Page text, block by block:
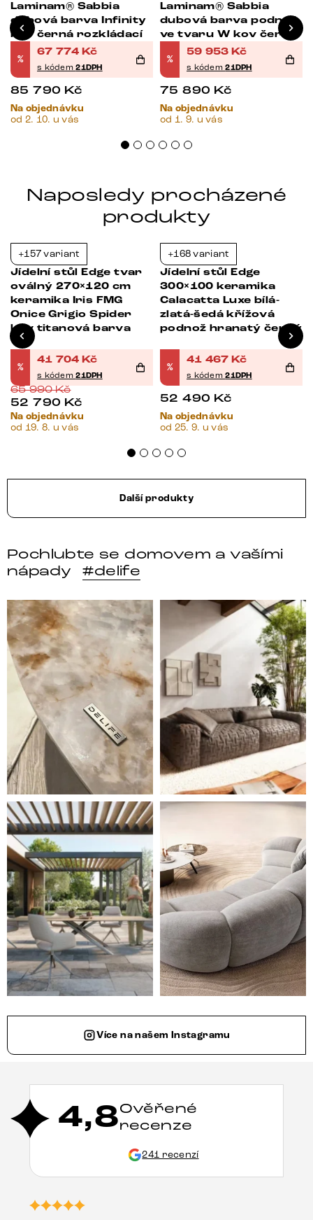
Laminam® Sabbia
dubová barva Infinity
kov černá rozkládací
%
67 774 Kč
s kódem21DPH
85 790 Kč
Na objednávku
od 2. 10. u vás
Laminam® Sabbia
dubová barva podnož
ve tvaru W kov černá
rozkládací
%
59 953 Kč
s kódem21DPH
75 890 Kč
Na objednávku
od 1. 9. u vás
Naposledy procházené
produkty
+157 variant
Jídelní stůl Edge tvar
oválný 270×120 cm
keramika Iris FMG
Onice Grigio Spider
kov titanová barva
%
41 704 Kč
s kódem21DPH
65 990Kč
52 790 Kč
Na objednávku
od 19. 8. u vás
+168 variant
Jídelní stůl Edge
300×100 keramika
Calacatta Luxe bílá-
zlatá-šedá křížová
podnož hranatý černý
%
41 467 Kč
s kódem21DPH
52 490 Kč
Na objednávku
od 25. 9. u vás
Další produkty
Pochlubte se domovem a vašími
nápady
#delife
DELIFE – Nábytek, který promění dům v domov. Domo
Místo, kam se budeš těšit
Styl, odolnost a společné chvíle pod širým nebem.
Ne každá pohovka je jen
Více na našem Instagramu
4,8Ověřené
recenze
241 recenzí